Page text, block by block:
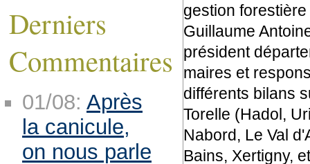
gestion
Guillaume
président
maires et
différents bilans
Torelle (Hadol,
Nabord, Le Val
Bains, Xertigny,
Derniers
Commentaires
01/08: Après
la canicule,
on nous parle